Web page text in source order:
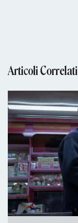
Articoli Correlati